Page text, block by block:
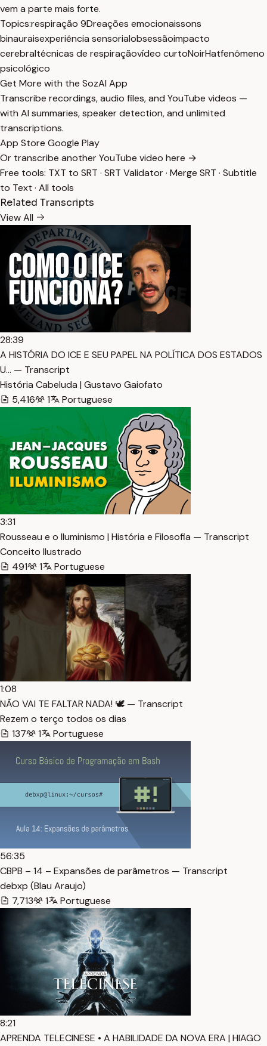
vem a parte mais forte.
Topics:respiração 9Dreações emocionaissons
binauraisexperiência sensorialobsessãoimpacto
cerebraltécnicas de respiraçãovídeo curtoNoirHatfenômeno
psicológico
Get More with the SozAI App
Transcribe recordings, audio files, and YouTube videos —
with AI summaries, speaker detection, and unlimited
transcriptions.
App Store Google Play
Or transcribe another YouTube video here →
Free tools: TXT to SRT · SRT Validator· Merge SRT · Subtitle
to Text · All tools
Related Transcripts
View All
28:39
A HISTÓRIA DO ICE E SEU PAPEL NA POLÍTICA DOS ESTADOS
U… — Transcript
História Cabeluda | Gustavo Gaiofato
5,416
1 Portuguese
3:31
Rousseau e o Iluminismo | História e Filosofia — Transcript
Conceito Ilustrado
491
1 Portuguese
1:08
NÃO VAI TE FALTAR NADA! 🕊️ — Transcript
Rezem o terço todos os dias
137
1 Portuguese
56:35
CBPB – 14 – Expansões de parâmetros — Transcript
debxp (Blau Araujo)
7,713
1 Portuguese
8:21
APRENDA TELECINESE • A HABILIDADE DA NOVA ERA | HIAGO